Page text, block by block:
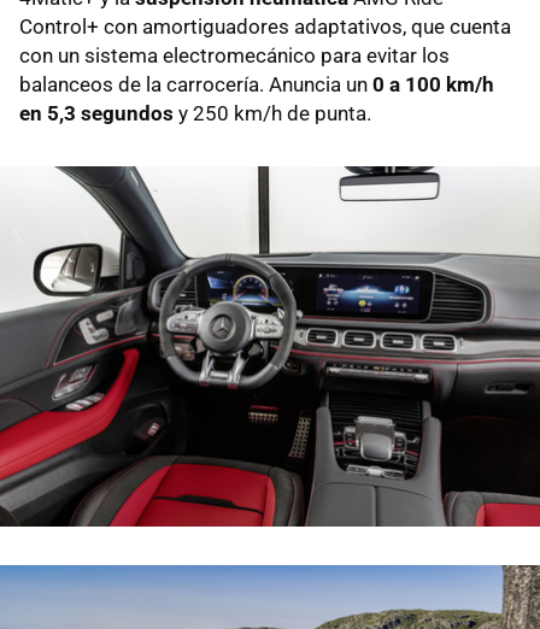
Control+ con amortiguadores adaptativos, que cuenta
con un sistema electromecánico para evitar los
balanceos de la carrocería. Anuncia un 0 a 100 km/h
en 5,3 segundos y 250 km/h de punta.